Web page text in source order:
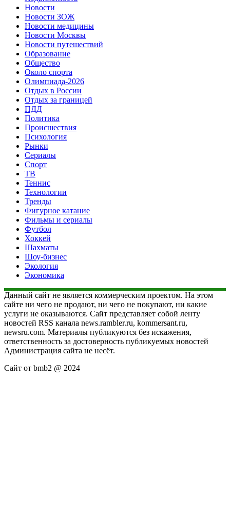
Новости
Новости ЗОЖ
Новости медицины
Новости Москвы
Новости путешествий
Образование
Общество
Около спорта
Олимпиада-2026
Отдых в России
Отдых за границей
ПДД
Политика
Происшествия
Психология
Рынки
Сериалы
Спорт
ТВ
Теннис
Технологии
Тренды
Фигурное катание
Фильмы и сериалы
Футбол
Хоккей
Шахматы
Шоу-бизнес
Экология
Экономика
Данный сайт не является коммерческим проектом. На этом
сайте ни чего не продают, ни чего не покупают, ни какие
услуги не оказываются. Сайт представляет собой ленту
новостей RSS канала news.rambler.ru, kommersant.ru,
newsru.com. Материалы публикуются без искажения,
ответственность за достоверность публикуемых новостей
Администрация сайта не несёт.
Сайт от bmb2 @ 2024